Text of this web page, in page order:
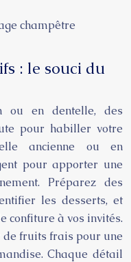
: le souci du
ou en dentelle, des
pour habiller votre
ancienne ou en
pour apporter une
Préparez des
les desserts, et
confiture à vos invités.
de fruits frais pour une
Chaque détail